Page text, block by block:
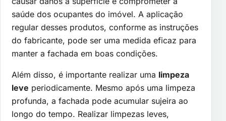
saúde dos ocupantes do imóvel. A aplicação
regular desses produtos, conforme as instruções
do fabricante, pode ser uma medida eficaz para
manter a fachada em boas condições.
Além disso, é importante realizar uma limpeza
leve periodicamente. Mesmo após uma limpeza
profunda, a fachada pode acumular sujeira ao
longo do tempo. Realizar limpezas leves,